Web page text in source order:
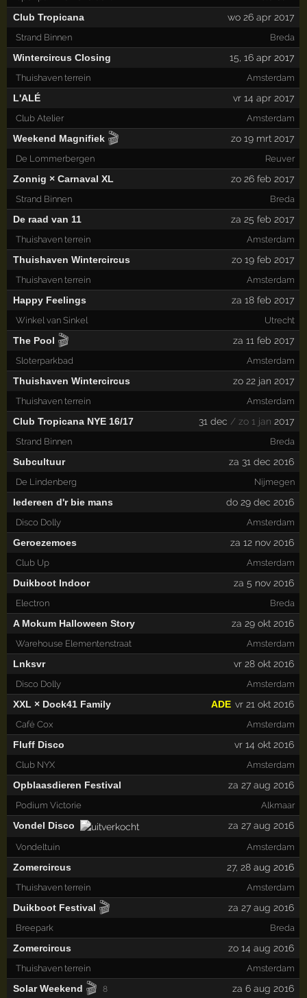
Club Tropicana wo 26 apr 2017
Strand Binnen Breda
Wintercircus Closing 15, 16apr 2017
Thuishaven terrein Amsterdam
L'ALÉ vr 14 apr 2017
Club Atelier Amsterdam
Weekend Magnifiek 🎬 zo 19 mrt 2017
De Lommerbergen Reuver
Zonnig × Carnaval XL zo 26 feb 2017
Strand Binnen Breda
De raad van 11 za 25 feb 2017
Thuishaven terrein Amsterdam
Thuishaven Wintercircus zo 19 feb 2017
Thuishaven terrein Amsterdam
Happy Feelings za 18 feb 2017
Winkel van Sinkel Utrecht
The Pool 🎬 za 11 feb 2017
Sloterparkbad Amsterdam
Thuishaven Wintercircus zo 22 jan 2017
Thuishaven terrein Amsterdam
Club Tropicana NYE 16/17 31 dec / zo 1 jan 2017
Strand Binnen Breda
Subcultuur za 31 dec 2016
De Lindenberg Nijmegen
Iedereen d'r bie mans do 29 dec 2016
Disco Dolly Amsterdam
Geroezemoes za 12 nov 2016
Club Up Amsterdam
Duikboot Indoor za 5 nov 2016
Electron Breda
A Mokum Halloween Story za 29 okt 2016
Warehouse Elementenstraat Amsterdam
Lnksvr vr 28 okt 2016
Disco Dolly Amsterdam
XXL × Dock41 Family vr 21 okt 2016
ADE
Café Cox Amsterdam
Fluff Disco vr 14 okt 2016
Club NYX Amsterdam
Opblaasdieren Festival za 27 aug 2016
Podium Victorie Alkmaar
Vondel Disco za 27 aug 2016
Vondeltuin Amsterdam
Zomercircus 27, 28aug 2016
Thuishaven terrein Amsterdam
Duikboot Festival 🎬 za 27 aug 2016
Breepark Breda
Zomercircus zo 14 aug 2016
Thuishaven terrein Amsterdam
Solar Weekend 🎬 8 za 6 aug 2016